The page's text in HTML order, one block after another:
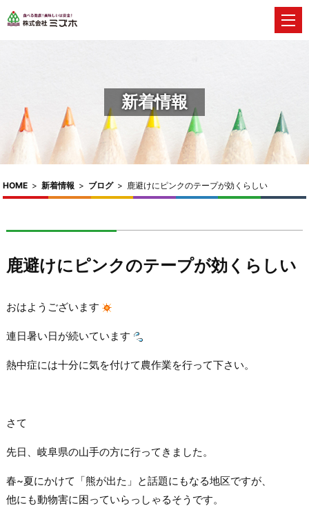
新着情報
HOME > 新着情報 > ブログ> 鹿避けにピンクのテープが効くらしい
鹿避けにピンクのテープが効くらしい
おはようございます
連日暑い日が続いています
熱中症には十分に気を付けて農作業を行って下さい。
さて
先日、岐阜県の山手の方に行ってきました。
春~夏にかけて「熊が出た」と話題にもなる地区ですが、
他にも動物害に困っていらっしゃるそうです。